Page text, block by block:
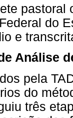
pastoral
do
e
Análise
pela
do
três